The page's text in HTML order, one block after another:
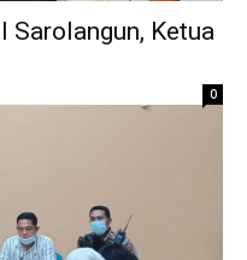
Sarolangun, Ketua
0